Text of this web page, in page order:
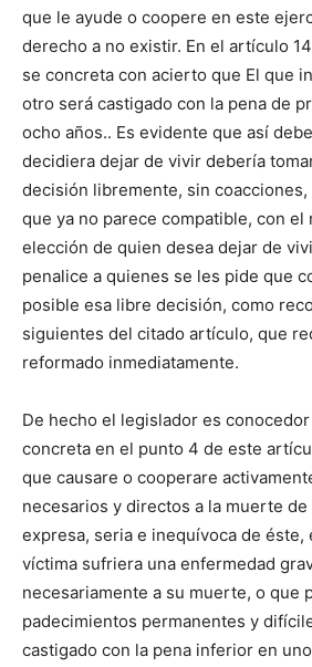
que le ayude o coopere en este
derecho a no existir. En el artículo
se concreta con acierto que El que
otro será castigado con la pena de
ocho años.. Es evidente que así
decidiera dejar de vivir debería
decisión libremente, sin
que ya no parece compatible, con el
elección de quien desea dejar de
penalice a quienes se les pide que
posible esa libre decisión, como
siguientes del citado artículo, que
reformado inmediatamente.
De hecho el legislador es
concreta en el punto 4 de este
que causare o cooperare
necesarios y directos a la muerte
expresa, seria e inequívoca de éste,
víctima sufriera una enfermedad
necesariamente a su muerte, o que
padecimientos permanentes y
castigado con la pena inferior en